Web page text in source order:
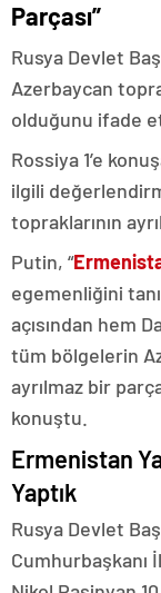
Parçası”
Rusya Devlet
Azerbaycan
olduğunu ifade
Rossiya 1’e
ilgili
topraklarının
Putin, “
egemenliğini
açısından hem
tüm bölgelerin
ayrılmaz bir
konuştu.
Ermenistan
Yaptık
Rusya Devlet
Cumhurbaşkanı